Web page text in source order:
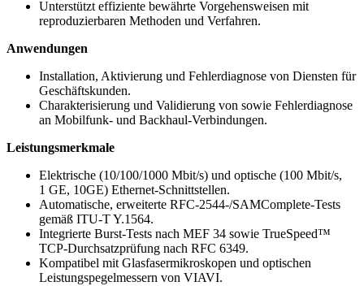
Unterstützt effiziente bewährte Vorgehensweisen mit
reproduzierbaren Methoden und Verfahren.
Anwendungen
Installation, Aktivierung und Fehlerdiagnose von Diensten für
Geschäftskunden.
Charakterisierung und Validierung von sowie Fehlerdiagnose
an Mobilfunk- und Backhaul-Verbindungen.
Leistungsmerkmale
Elektrische (10/100/1000 Mbit/s) und optische (100 Mbit/s,
1 GE, 10GE) Ethernet-Schnittstellen.
Automatische, erweiterte RFC-2544-/SAMComplete-Tests
gemäß ITU-T Y.1564.
Integrierte Burst-Tests nach MEF 34 sowie TrueSpeed™
TCP-Durchsatzprüfung nach RFC 6349.
Kompatibel mit Glasfasermikroskopen und optischen
Leistungspegelmessern von VIAVI.